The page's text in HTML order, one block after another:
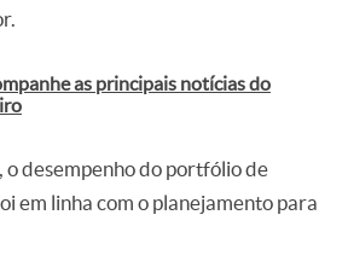
as principais notícias do
o desempenho do portfólio de
em linha com o planejamento para